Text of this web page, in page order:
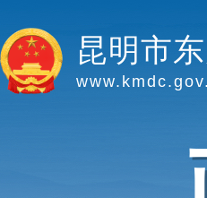
昆明市